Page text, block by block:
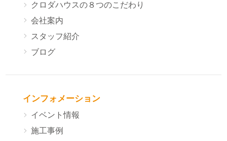
クロダハウスの８つのこだわり
会社案内
スタッフ紹介
ブログ
インフォメーション
イベント情報
施工事例